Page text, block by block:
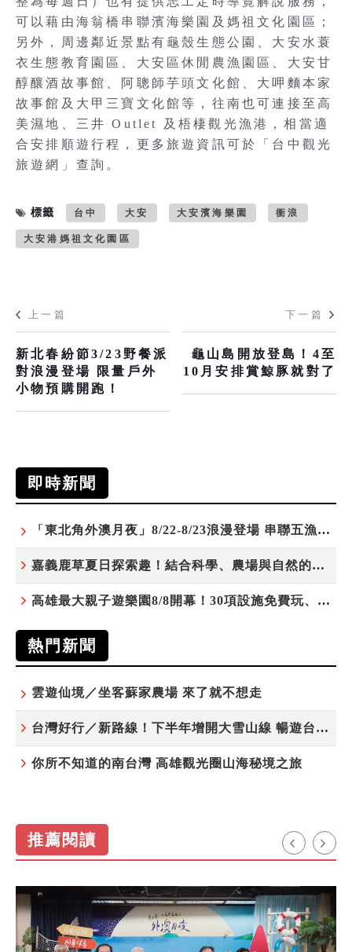
可以藉由海翁橋串聯濱海樂園及媽祖文化園區；
另外，周邊鄰近景點有龜殼生態公園、大安水蓑
衣生態教育園區、大安區休閒農漁園區、大安甘
醇釀酒故事館、阿聰師芋頭文化館、大呷麵本家
故事館及大甲三寶文化館等，往南也可連接至高
美濕地、三井 Outlet 及梧棲觀光漁港，相當適
合安排順遊行程，更多旅遊資訊可於「台中觀光
旅遊網」查詢。
標籤 台中 大安 大安濱海樂園 衝浪
大安港媽祖文化園區
上一篇
新北春紛節3/23野餐派
對浪漫登場 限量戶外
小物預購開跑！
下一篇
龜山島開放登島！4至
10月安排賞鯨豚就對了
即時新聞
「東北角外澳月夜」8/22-8/23浪漫登場 串聯五漁村、音樂、市集、火舞與慢旅共度夏夜
嘉義鹿草夏日探索趣！結合科學、農場與自然的親子小旅行
高雄最大親子遊樂園8/8開幕！30項設施免費玩、YOYO家族嗨翻暑假
熱門新聞
雲遊仙境／坐客蘇家農場 來了就不想走
台灣好行／新路線！下半年增開大雪山線 暢遊台中更便利
你所不知道的南台灣 高雄觀光圈山海秘境之旅
推薦閱讀